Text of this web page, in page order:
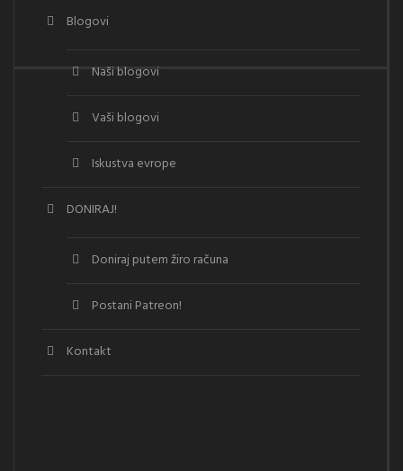
Blogovi
Naši blogovi
Vaši blogovi
Iskustva evrope
DONIRAJ!
Doniraj putem žiro računa
Postani Patreon!
Kontakt